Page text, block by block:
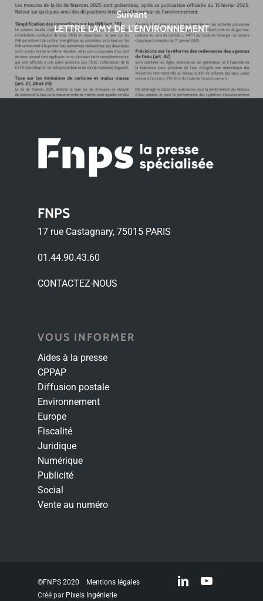
Suivant
LETTRE LAMY DE L'ENVIRONNEMENT
FNPS
17 rue Castagnary, 75015 PARIS
01.44.90.43.60
CONTACTEZ-NOUS
VOUS INFORMER
Aides à la presse
CPPAP
Diffusion postale
Environnement
Europe
Fiscalité
Juridique
Numérique
Publicité
Social
Vente au numéro
©FNPS 2020
Mentions légales
Créé par Pixels Ingénierie
linkedinyoutube